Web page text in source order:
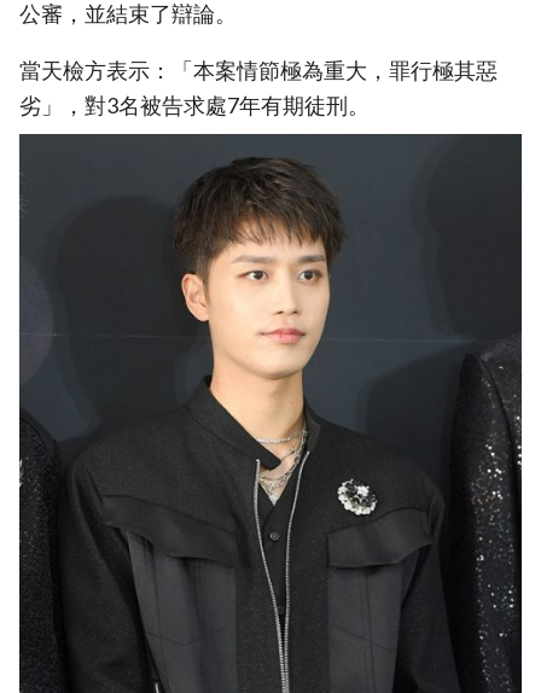
公審，並結束了辯論。
當天檢方表示：「本案情節極為重大，罪行極其惡
劣」，對3名被告求處7年有期徒刑。